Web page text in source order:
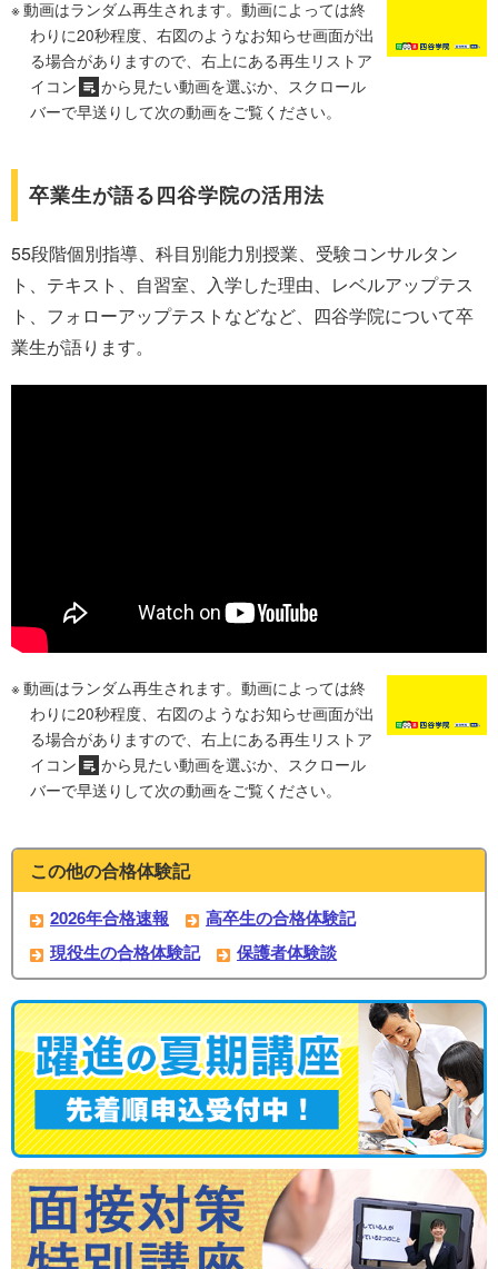
動画はランダム再生されます。動画によっては終
わりに20秒程度、右図のようなお知らせ画面が出
る場合がありますので、右上にある再生リストア
イコン
から見たい動画を選ぶか、スクロール
バーで早送りして次の動画をご覧ください。
卒業生が語る四谷学院の活用法
55段階個別指導、科目別能力別授業、受験コンサルタン
ト、テキスト、自習室、入学した理由、レベルアップテス
ト、フォローアップテストなどなど、四谷学院について卒
業生が語ります。
動画はランダム再生されます。動画によっては終
わりに20秒程度、右図のようなお知らせ画面が出
る場合がありますので、右上にある再生リストア
イコン
から見たい動画を選ぶか、スクロール
バーで早送りして次の動画をご覧ください。
この他の合格体験記
2026年合格速報
高卒生の合格体験記
現役生の合格体験記
保護者体験談